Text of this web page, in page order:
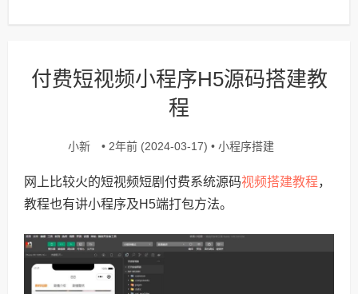
付费短视频小程序H5源码搭建教
程
小新 • 2年前 (2024-03-17) • 小程序搭建
网上比较火的短视频短剧付费系统源码视频搭建教程，
教程也有讲小程序及H5端打包方法。